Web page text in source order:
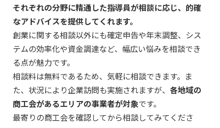
それぞれの分野に精通した指導員が相談に応じ、的確
なアドバイスを提供してくれます。
創業に関する相談以外にも確定申告や年末調整、シス
テムの効率化や資金調達など、幅広い悩みを相談でき
る点が魅力です。
相談料は無料であるため、気軽に相談できます。ま
た、状況により企業訪問も実施されますが、 各地域の
商工会があるエリアの事業者が対象です。
最寄りの商工会を確認してから相談してみてくださ